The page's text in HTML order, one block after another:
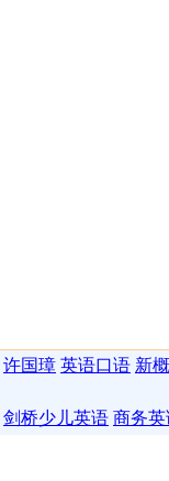
许国璋 英语口语 新
剑桥少儿英语 商务英